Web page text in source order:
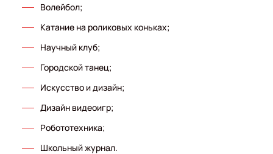
Волейбол;
Катание на роликовых коньках;
Научный клуб;
Городской танец;
Искусство и дизайн;
Дизайн видеоигр;
Робототехника;
Школьный журнал.